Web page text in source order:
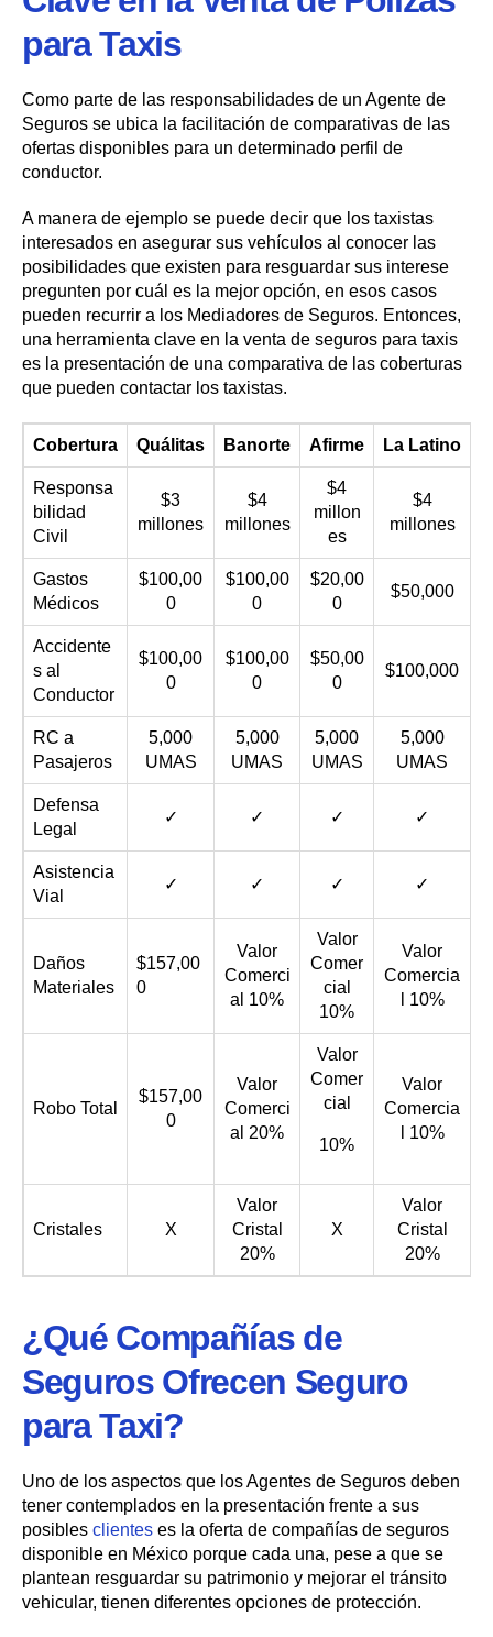
para Taxis
Como parte de las responsabilidades de un Agente de
Seguros se ubica la facilitación de comparativas de las
ofertas disponibles para un determinado perfil de
conductor.
A manera de ejemplo se puede decir que los taxistas
interesados en asegurar sus vehículos al conocer las
posibilidades que existen para resguardar sus interese
pregunten por cuál es la mejor opción, en esos casos
pueden recurrir a los Mediadores de Seguros. Entonces,
una herramienta clave en la venta de seguros para taxis
es la presentación de una comparativa de las coberturas
que pueden contactar los taxistas.
Cobertura Quálitas Banorte Afirme La Latino
Responsa
bilidad
Civil
$3
millones
$4
millones
$4
millon
es
$4
millones
Gastos
Médicos
$100,00
0
$100,00
0
$20,00
0
$50,000
Accidente
s al
Conductor
$100,00
0
$100,00
0
$50,00
0
$100,000
RC a
Pasajeros
5,000
UMAS
5,000
UMAS
5,000
UMAS
5,000
UMAS
Defensa
Legal
✓ ✓ ✓ ✓
Asistencia
Vial
✓ ✓ ✓ ✓
Daños
Materiales
$157,00
0
Valor
Comerci
al 10%
Valor
Comer
cial
10%
Valor
Comercia
l 10%
Robo Total
$157,00
0
Valor
Comerci
al 20%
Valor
Comer
cial
10%
Valor
Comercia
l 10%
Cristales X
Valor
Cristal
20%
X
Valor
Cristal
20%
¿Qué Compañías de
Seguros Ofrecen Seguro
para Taxi?
Uno de los aspectos que los Agentes de Seguros deben
tener contemplados en la presentación frente a sus
posibles clientes es la oferta de compañías de seguros
disponible en México porque cada una, pese a que se
plantean resguardar su patrimonio y mejorar el tránsito
vehicular, tienen diferentes opciones de protección.